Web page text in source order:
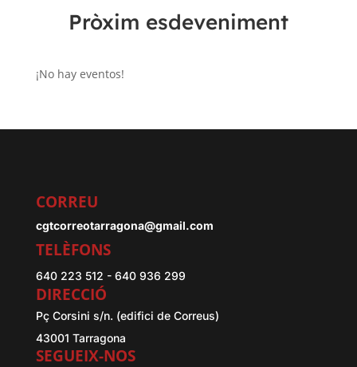
Pròxim esdeveniment
¡No hay eventos!
CORREU
cgtcorreotarragona@gmail.com
TELÈFONS
640 223 512 - 640 936 299
DIRECCIÓ
Pç Corsini s/n. (edifici de Correus)
43001 Tarragona
SEGUEIX-NOS